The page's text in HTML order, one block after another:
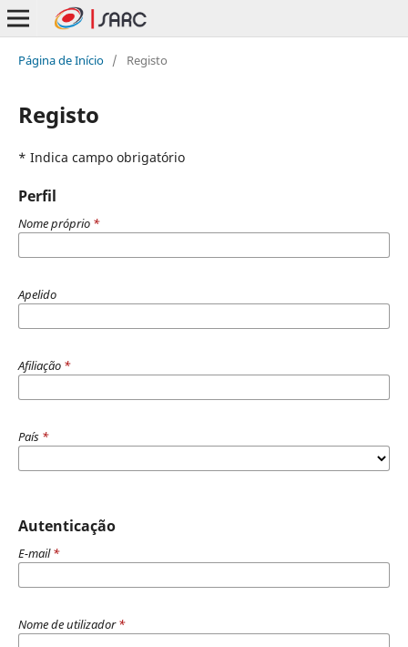
Página de Início / Registo
Registo
* Indica campo obrigatório
Perfil
Nome próprio *
Apelido
Afiliação *
País *
Autenticação
E-mail*
Nome de utilizador*